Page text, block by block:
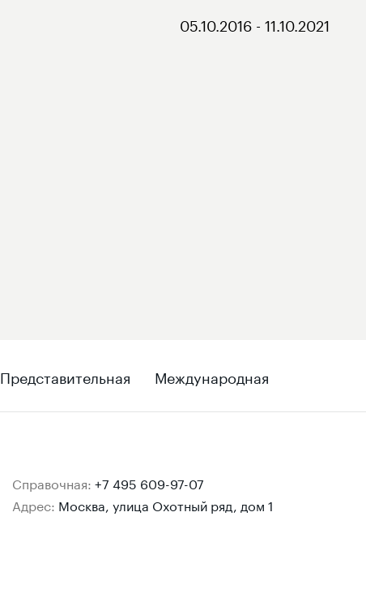
05.10.2016 - 11.10.2021
Представительная Международная
Справочная: +7 495 609-97-07
Адрес: Москва, улица Охотный ряд, дом 1